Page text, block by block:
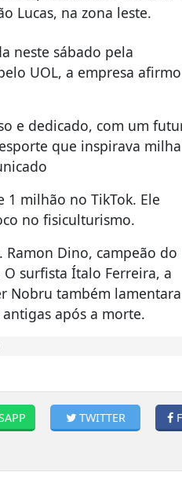
Lucas, na zona leste.
neste sábado pela
UOL, a empresa
e dedicado, com um
que inspirava
milhão no TikTok. Ele
no fisiculturismo.
Dino, campeão do
surfista Ítalo Ferreira, a
Nobru também
após a morte.
TWITTER